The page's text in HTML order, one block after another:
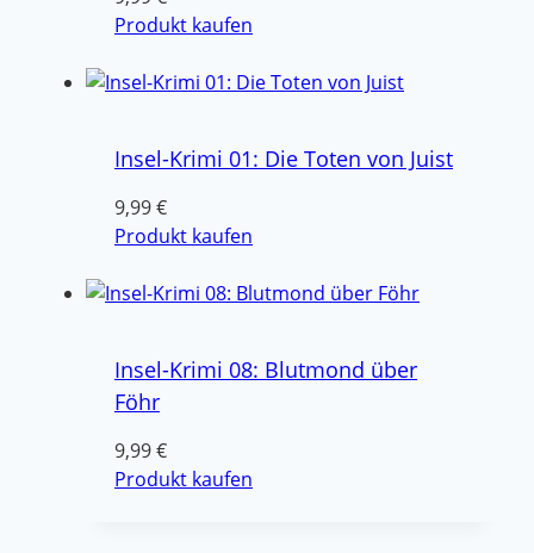
Produkt kaufen
Insel-Krimi 01: Die Toten von Juist
9,99€
Produkt kaufen
Insel-Krimi 08: Blutmond über
Föhr
9,99€
Produkt kaufen